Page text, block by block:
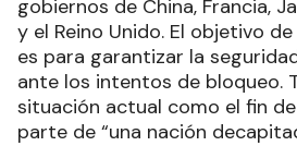
gobiernos de China, Francia,
y el Reino Unido. El objetivo
es para garantizar la
ante los intentos de bloqueo.
situación actual como el fin
parte de “una nación